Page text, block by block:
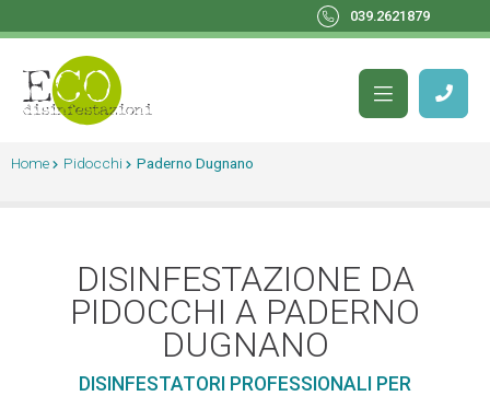
039.2621879
Home Pidocchi Paderno Dugnano
DISINFESTAZIONE DA
PIDOCCHI A PADERNO
DUGNANO
DISINFESTATORI PROFESSIONALI PER